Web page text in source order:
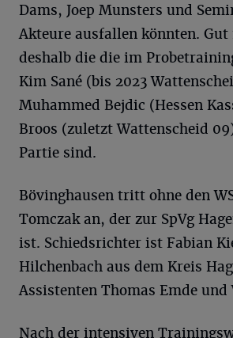
Dams, Joep Munsters und
Akteure ausfallen könnten.
deshalb die die im
Kim Sané (bis 2023
Muhammed Bejdic (Hessen
Broos (zuletzt Wattenscheid
Partie sind.
Bövinghausen tritt ohne den
Tomczak an, der zur SpVg
ist. Schiedsrichter ist Fabian
Hilchenbach aus dem Kreis
Assistenten Thomas Emde
Nach der intensiven